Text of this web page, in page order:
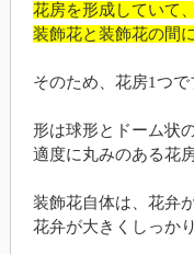
花房を形成していて、
装飾花と装飾花の間
そのため、花房1つで
形は球形とドーム状
適度に丸みのある花
装飾花自体は、花弁
花弁が大きくしっか